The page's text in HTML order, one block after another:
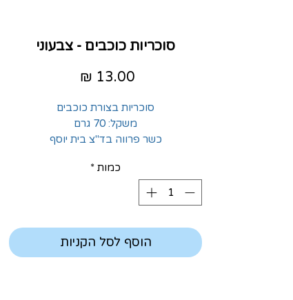
סוכריות כוכבים - צבעוני
סוכריות בצורת כוכבים
משקל: 70 גרם
כשר פרווה בד"צ בית יוסף
כמות *
הוסף לסל הקניות